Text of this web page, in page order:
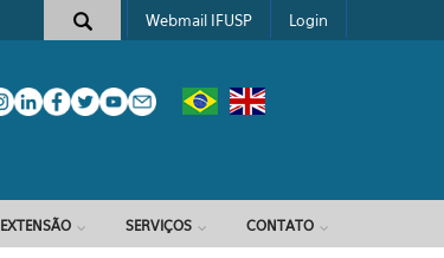
Webmail IFUSP Login
EXTENSÃO SERVIÇOS CONTATO